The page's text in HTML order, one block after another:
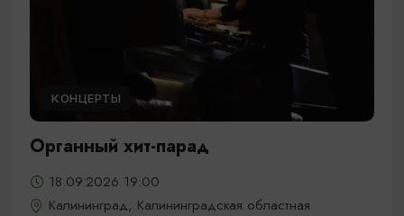
КОНЦЕРТЫ
Органный хит-парад
18.09.2026 19:00
Калининград, Калининградская областная